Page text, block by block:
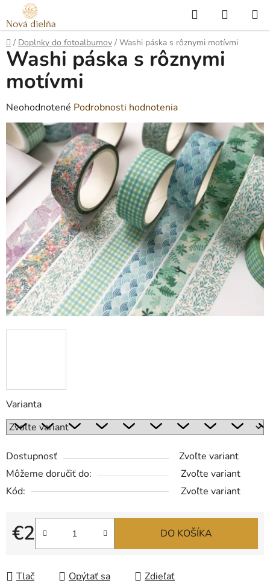
Prejsť
na
obsah
Hľadať
KOŠÍK
Domov
/ Doplnky do fotoalbumov / Washi páska s rôznymi motívmi
Varianta
Dostupnosť
Zvoľte variant
Môžeme doručiť do:
Zvoľte variant
Kód:
Zvoľte variant
€2
Jednotková cena:
DO KOŠÍKA
Tlač Opýtať sa Zdieľať
Washi páska s rôznymi
motívmi
Priemerné
hodnotenie
produktu
5
hviezdičiek.
Neohodnotené Podrobnosti hodnotenia